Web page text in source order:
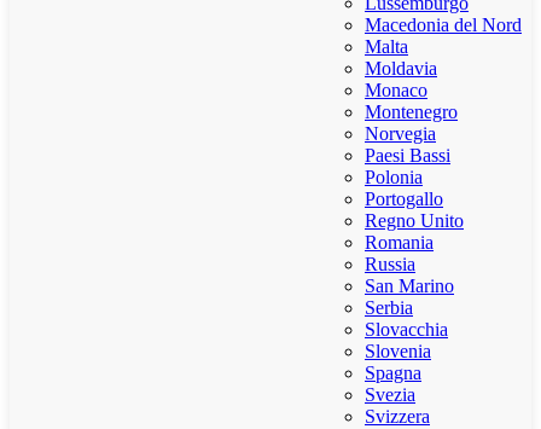
Macedonia del Nord
Malta
Moldavia
Monaco
Montenegro
Norvegia
Paesi Bassi
Polonia
Portogallo
Regno Unito
Romania
Russia
San Marino
Serbia
Slovacchia
Slovenia
Spagna
Svezia
Svizzera